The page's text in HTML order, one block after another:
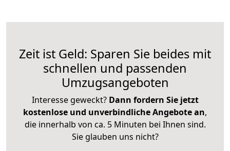
Zeit ist Geld: Sparen Sie beides mit
schnellen und passenden
Umzugsangeboten
Interesse geweckt? Dann fordern Sie jetzt
kostenlose und unverbindliche Angebote an,
die innerhalb von ca. 5 Minuten bei Ihnen sind.
Sie glauben uns nicht?